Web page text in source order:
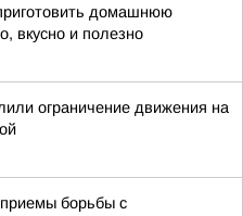
домашнюю
вкусно и полезно
ограничение движения на
борьбы с